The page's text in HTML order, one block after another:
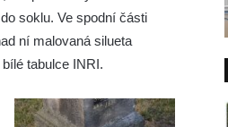
soklu. Ve spodní části
ní malovaná silueta
tabulce INRI.